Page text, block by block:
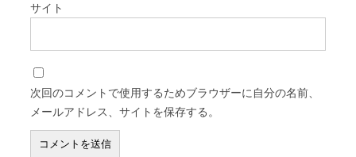
サイト
次回のコメントで使用するためブラウザーに自分の名前、
メールアドレス、サイトを保存する。